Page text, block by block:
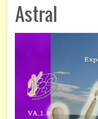
ÁREAS DE CONOCIMIENTO
Flores de Bach
Hipnosis
Los cristales de cuarzo
Astral